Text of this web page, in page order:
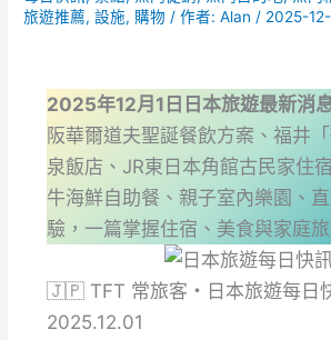
旅遊推薦,設施, 購物 / 作者:Alan / 2025-
2025年12月1日日本旅遊最新消
阪華爾道夫聖誕餐飲方案、福井
泉飯店、JR東日本角館古民家住
牛海鮮自助餐、親子室內樂園、
驗，一篇掌握住宿、美食與家庭旅
🇯🇵 TFT 常旅客・日本旅遊每日
2025.12.01